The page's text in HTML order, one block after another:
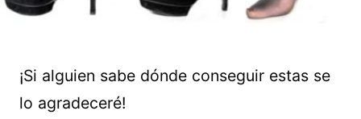
¡Si alguien sabe dónde conseguir estas se
lo agradeceré!